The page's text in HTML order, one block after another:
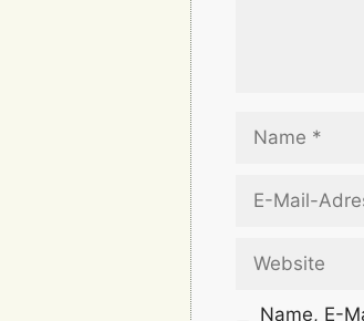
Mail-
Name, E-